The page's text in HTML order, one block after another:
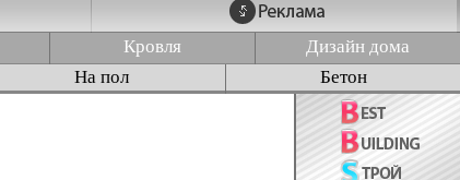
Кровля
Дизайн дома
На пол Бетон